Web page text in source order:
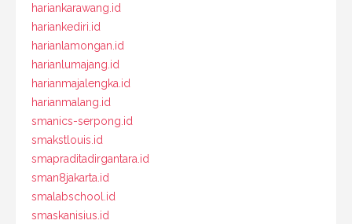
hariankarawang.id
hariankediri.id
harianlamongan.id
harianlumajang.id
harianmajalengka.id
harianmalang.id
smanics-serpong.id
smakstlouis.id
smapraditadirgantara.id
sman8jakarta.id
smalabschool.id
smaskanisius.id